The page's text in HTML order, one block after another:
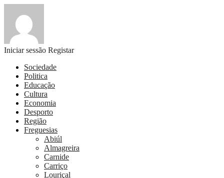
Iniciar sessão Registar
Sociedade
Politica
Educação
Cultura
Economia
Desporto
Região
Freguesias
Abiúl
Almagreira
Carnide
Carriço
Louriçal